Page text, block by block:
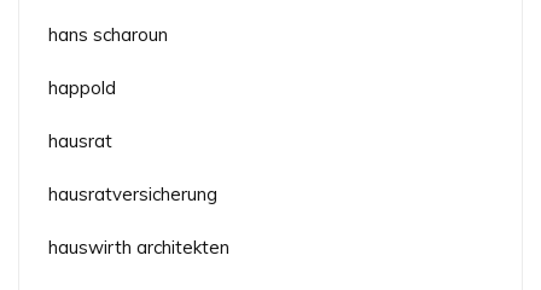
hans scharoun
happold
hausrat
hausratversicherung
hauswirth architekten